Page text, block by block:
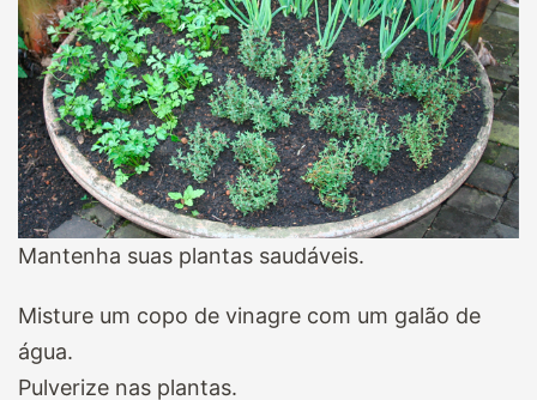
Mantenha suas plantas saudáveis.
Misture um copo de vinagre com um galão de
água.
Pulverize nas plantas.